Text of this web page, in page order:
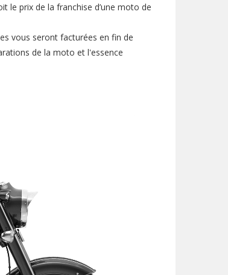
le prix de la franchise d’une moto de
vous seront facturées en fin de
de la moto et l'essence